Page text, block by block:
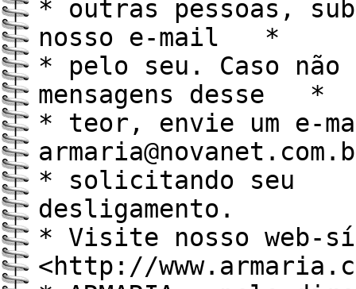
* outras pessoas,
nosso e-mail *
* pelo seu. Caso
mensagens desse *
* teor, envie um e-
* solicitando seu
* Visite nosso web-
<http://